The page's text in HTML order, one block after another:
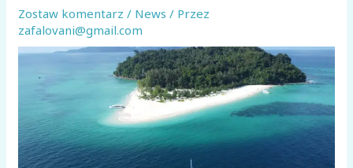
Zostaw komentarz / News / Przez
zafalovani@gmail.com